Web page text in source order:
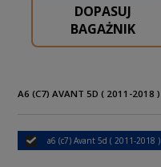
DOPASUJ
BAGAŻNIK
A6 (C7) AVANT 5D ( 2011-2018 )
a6 (c7) Avant 5d ( 2011-2018 )